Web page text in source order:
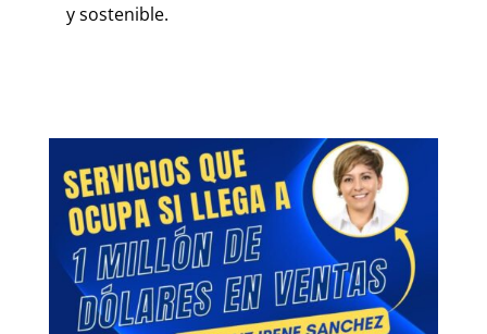
y sostenible.